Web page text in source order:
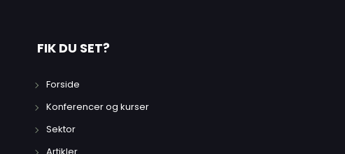
FIK DU SET?
Forside
Konferencer og kurser
Sektor